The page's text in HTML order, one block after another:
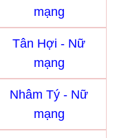
mạng
Tân Hợi - Nữ
mạng
Nhâm Tý - Nữ
mạng